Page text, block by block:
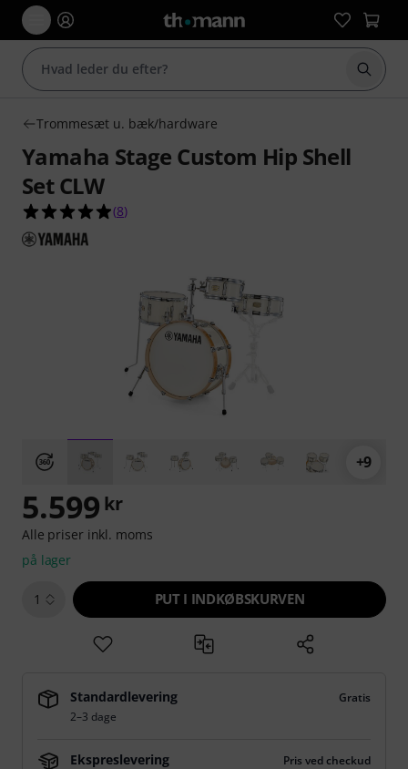
Start
Trommesæt u. bæk/hardware
Yamaha Stage Custom Hip Shell
Set CLW
4.9 ud af 5 stjerner fra 8 kundebedømmelser
(8)
+9
5.599 kr
Alle priser inkl. moms
på lager
1 PUT I INDKØBSKURVEN
Standardlevering
Gratis
2–3 dage
Ekspreslevering
Pris ved checkud